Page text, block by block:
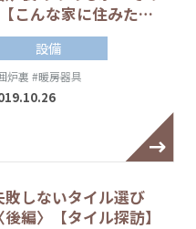
こんな家に住みた…
設備
炉裏 #暖房器具
敗しないタイル選び
後編〉【タイル探訪】